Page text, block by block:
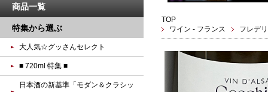
TOP
ワイン - フランス
フレデ
商品一覧
特集から選ぶ
大人気☆グッさんセレクト
■ 720ml 特集 ■
日本酒の新基準「モダン＆クラシッ